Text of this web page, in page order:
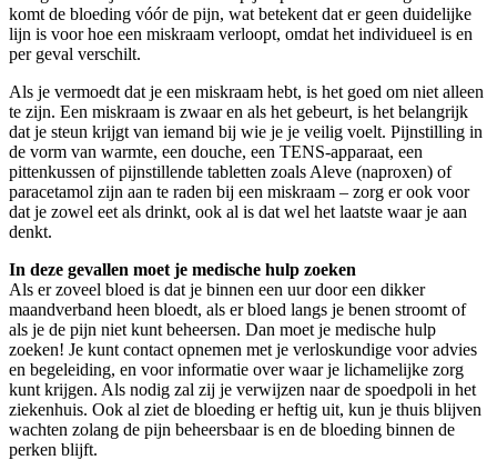
komt de bloeding vóór de pijn, wat betekent dat er geen duidelijke
lijn is voor hoe een miskraam verloopt, omdat het individueel is en
per geval verschilt.
Als je vermoedt dat je een miskraam hebt, is het goed om niet alleen
te zijn. Een miskraam is zwaar en als het gebeurt, is het belangrijk
dat je steun krijgt van iemand bij wie je je veilig voelt. Pijnstilling in
de vorm van warmte, een douche, een TENS-apparaat, een
pittenkussen of pijnstillende tabletten zoals Aleve (naproxen) of
paracetamol zijn aan te raden bij een miskraam – zorg er ook voor
dat je zowel eet als drinkt, ook al is dat wel het laatste waar je aan
denkt.
In deze gevallen moet je medische hulp zoeken
Als er zoveel bloed is dat je binnen een uur door een dikker
maandverband heen bloedt, als er bloed langs je benen stroomt of
als je de pijn niet kunt beheersen. Dan moet je medische hulp
zoeken! Je kunt contact opnemen met je verloskundige voor advies
en begeleiding, en voor informatie over waar je lichamelijke zorg
kunt krijgen. Als nodig zal zij je verwijzen naar de spoedpoli in het
ziekenhuis. Ook al ziet de bloeding er heftig uit, kun je thuis blijven
wachten zolang de pijn beheersbaar is en de bloeding binnen de
perken blijft.